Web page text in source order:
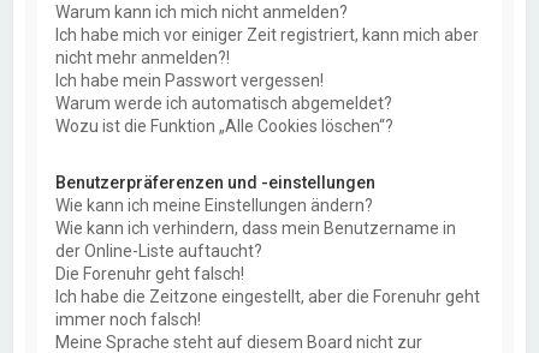
Warum kann ich mich nicht anmelden?
Ich habe mich vor einiger Zeit registriert, kann mich aber
nicht mehr anmelden?!
Ich habe mein Passwort vergessen!
Warum werde ich automatisch abgemeldet?
Wozu ist die Funktion „Alle Cookies löschen“?
Benutzerpräferenzen und -einstellungen
Wie kann ich meine Einstellungen ändern?
Wie kann ich verhindern, dass mein Benutzername in
der Online-Liste auftaucht?
Die Forenuhr geht falsch!
Ich habe die Zeitzone eingestellt, aber die Forenuhr geht
immer noch falsch!
Meine Sprache steht auf diesem Board nicht zur